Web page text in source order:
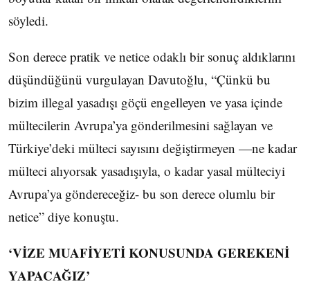
söyledi.
Son derece pratik ve netice odaklı bir sonuç aldıklarını
düşündüğünü vurgulayan Davutoğlu, “Çünkü bu
bizim illegal yasadışı göçü engelleyen ve yasa içinde
mültecilerin Avrupa’ya gönderilmesini sağlayan ve
Türkiye’deki mülteci sayısını değiştirmeyen —ne kadar
mülteci alıyorsak yasadışıyla, o kadar yasal mülteciyi
Avrupa’ya göndereceğiz- bu son derece olumlu bir
netice” diye konuştu.
‘VİZE MUAFİYETİ KONUSUNDA GEREKENİ
YAPACAĞIZ’